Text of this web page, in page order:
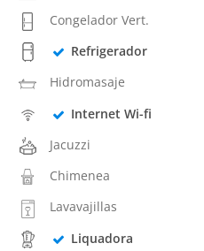
Congelador Vert.
Refrigerador
Hidromasaje
Internet Wi-fi
Jacuzzi
Chimenea
Lavavajillas
Liquadora